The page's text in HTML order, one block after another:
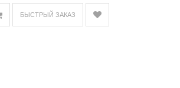
БЫСТРЫЙ ЗАКАЗ